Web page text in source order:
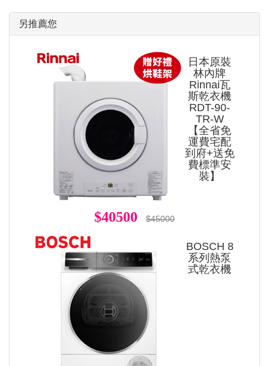
另推薦您
日本原裝
林內牌
Rinnai瓦
斯乾衣機
RDT-90-
TR-W
【全省免
運費宅配
到府+送免
費標準安
裝】
$40500 $45000
BOSCH 8
系列熱泵
式乾衣機